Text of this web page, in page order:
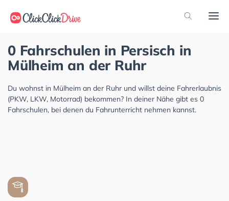
0 Fahrschulen in Persisch in
Mülheim an der Ruhr
Du wohnst in Mülheim an der Ruhr und willst deine Fahrerlaubnis
(PKW, LKW, Motorrad) bekommen? In deiner Nähe gibt es 0
Fahrschulen, bei denen du Fahrunterricht nehmen kannst.